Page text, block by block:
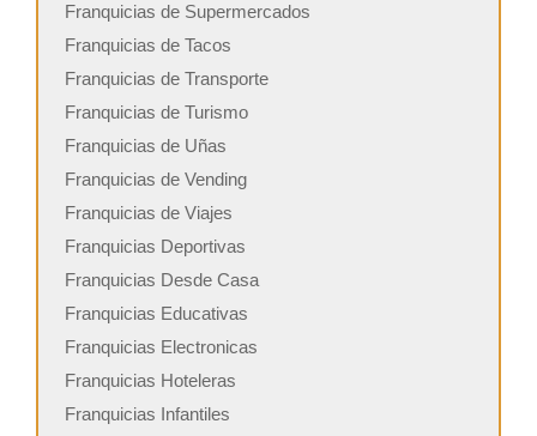
Franquicias de Supermercados
Franquicias de Tacos
Franquicias de Transporte
Franquicias de Turismo
Franquicias de Uñas
Franquicias de Vending
Franquicias de Viajes
Franquicias Deportivas
Franquicias Desde Casa
Franquicias Educativas
Franquicias Electronicas
Franquicias Hoteleras
Franquicias Infantiles